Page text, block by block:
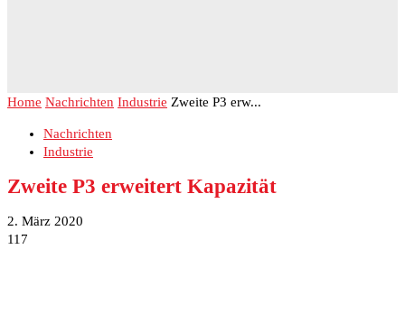
Home Nachrichten Industrie Zweite P3 erw...
Nachrichten
Industrie
Zweite P3 erweitert Kapazität
2. März 2020
117